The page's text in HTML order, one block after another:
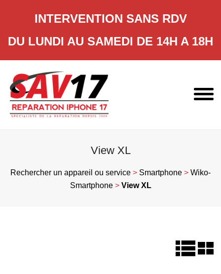
INTERVENTION SANS RDV
DU LUNDI AU SAMEDI DE 14H A 18H
content
View XL
Rechercher un appareil ou service > Smartphone > Wiko-
Smartphone> View XL